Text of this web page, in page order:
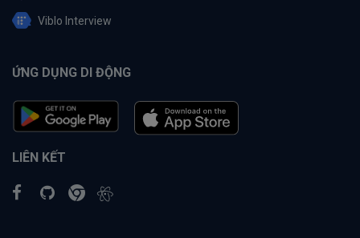
Viblo Interview
ỨNG DỤNG DI ĐỘNG
LIÊN KẾT